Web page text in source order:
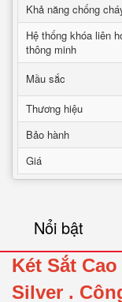
Khả năng chống
Hệ thống khóa liên
thông minh
Mầu sắc
Thương hiệu
Bảo hành
Giá
Nổi bật
Két Sắt
Silver .